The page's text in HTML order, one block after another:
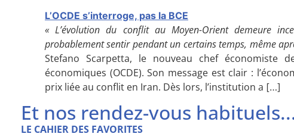
L’OCDE s’interroge, pas la BCE
« L’évolution du conflit au Moyen-Orient demeure
probablement sentir pendant un certains temps, même
Stefano Scarpetta, le nouveau chef économiste
économiques (OCDE). Son message est clair :
prix liée au conflit en Iran. Dès lors, l’institution a […]
Et nos rendez-vous
LE CAHIER DES FAVORITES